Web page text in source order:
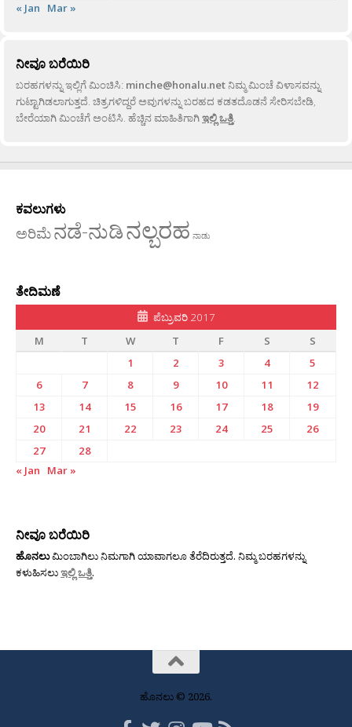
« Jan
Mar »
ನೀವೂ ಬರೆಯಿರಿ
ಬರಹಗಳನ್ನು ಇಲ್ಲಿಗೆ ಮಿಂಚಿಸಿ: minche@honalu.netನಿಮ್ಮ ಮಿಂಚೆ ವಿಳಾಸವನ್ನು
ಗುಟ್ಟಾಗಿಡಲಾಗುತ್ತದೆ. ಚಿತ್ರಗಳಿದ್ದರೆ ಅವುಗಳನ್ನು ಬರಹದ ಕಡತದೊಡನೆ ಸೇರಿಸಬೇಡಿ,
ಬೇರೆಯಾಗಿ ಮಿಂಚೆಗೆ ಅಂಟಿಸಿ. ಹೆಚ್ಚಿನ ಮಾಹಿತಿಗಾಗಿಇಲ್ಲಿ ಒತ್ತಿ.
ಕವಲುಗಳು
ಅರಿಮೆನಡೆ-ನುಡಿನಲ್ಬರಹ ನಾಡು
ತೇದಿಮಣೆ
ಪೆಬ್ರುವರಿ 2017
M
T W T F S
S
1
2 3 4
5
6
7 8 9 10 11
12
13
14 15 16 17 18
19
20
21 22 23 24 25
26
27
28
« Jan
Mar »
ನೀವೂ ಬರೆಯಿರಿ
ಹೊನಲುಮಿಂಬಾಗಿಲು ನಿಮಗಾಗಿ ಯಾವಾಗಲೂ ತೆರೆದಿರುತ್ತದೆ. ನಿಮ್ಮ ಬರಹಗಳನ್ನು
ಕಳುಹಿಸಲುಇಲ್ಲಿ ಒತ್ತಿ.
ಹೊನಲು © 2026.